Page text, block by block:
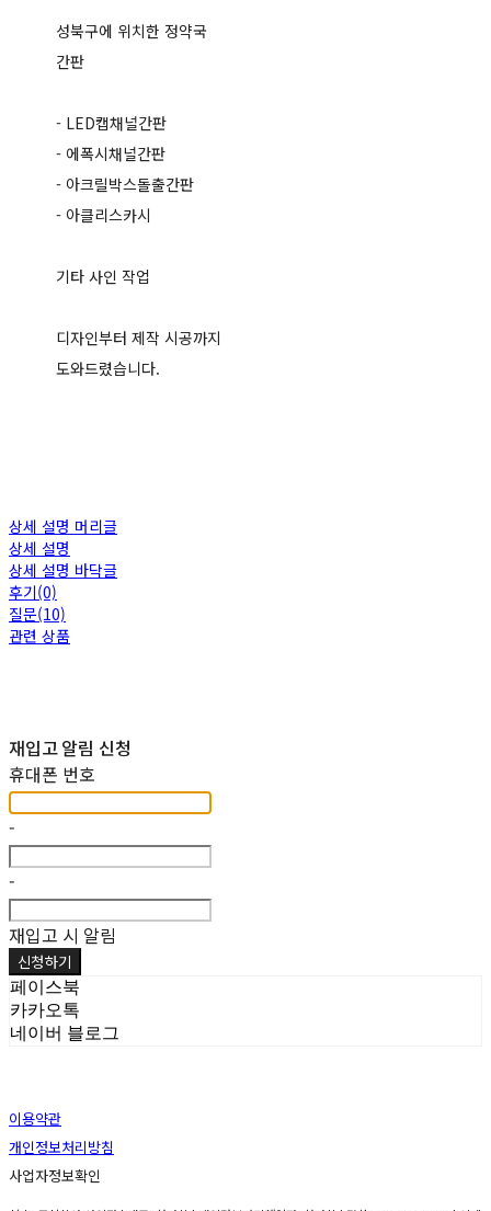
성북구에 위치한 정약국
간판
- LED캡채널간판
- 에폭시채널간판
- 아크릴박스돌출간판
- 아클리스카시
기타 사인 작업
디자인부터 제작 시공까지
도와드렸습니다.
상세 설명 머리글
상세 설명
상세 설명 바닥글
후기(0)
질문(10)
관련 상품
재입고 알림 신청
휴대폰 번호
-
-
재입고 시 알림
신청하기
페이스북
카카오톡
네이버 블로그
이용약관
개인정보처리방침
사업자정보확인